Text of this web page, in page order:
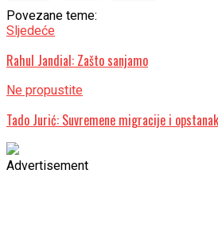
Povezane teme:
Sljedeće
Rahul Jandial: Zašto sanjamo
Ne propustite
Tado Jurić: Suvremene migracije i
Advertisement